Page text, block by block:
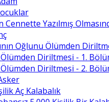
Cennette Yazılmış
Oğlunu Ölümden
Ölümden Diriltmesi - 1.
Ölümden Diriltmesi - 2.
Aç Kalabalık